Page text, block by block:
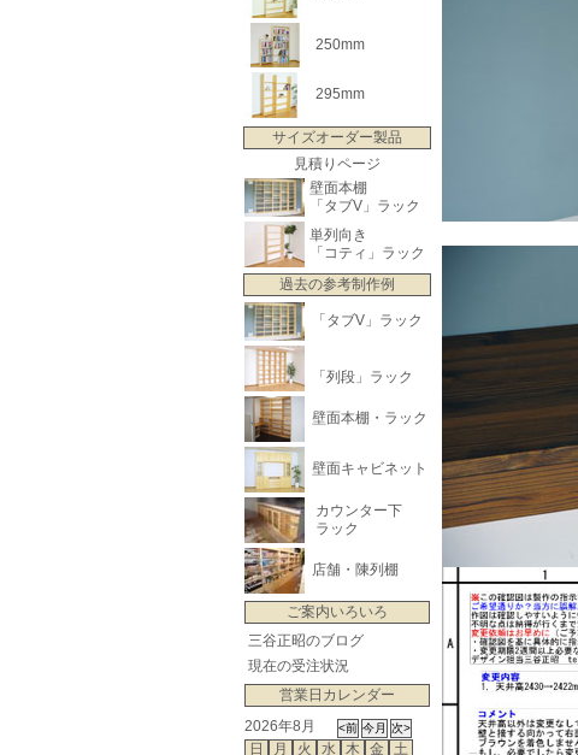
250mm
295mm
サイズオーダー製品
見積りページ
壁面本棚
「タブV」ラック
単列向き
「コティ」ラック
過去の参考制作例
「タブV」ラック
「列段」ラック
壁面本棚・ラック
壁面キャビネット
カウンター下
ラック
店舗・陳列棚
ご案内いろいろ
三谷正昭のブログ
現在の受注状況
営業日カレンダー
2026年8月
日
月 火 水 木 金 土